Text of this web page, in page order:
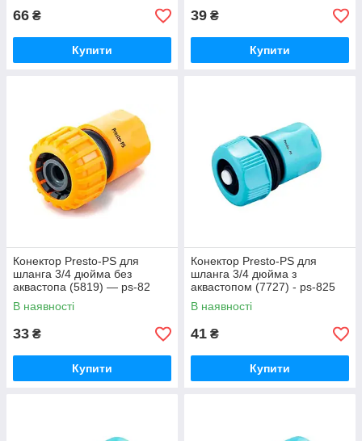
66 ₴
Купити
39 ₴
Купити
Конектор Presto-PS для
шланга 3/4 дюйма без
аквастопа (5819) — ps-82
В наявності
33 ₴
Купити
Конектор Presto-PS для
шланга 3/4 дюйма з
аквастопом (7727) - ps-825
В наявності
41 ₴
Купити